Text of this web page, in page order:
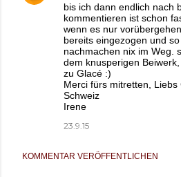
bis ich dann endlich nach
kommentieren ist schon
wenn es nur
bereits eingezogen und
nachmachen nix im Weg.
dem knusperigen
zu Glacé :)
Merci fürs mitretten,
Schweiz
Irene
23.9.15
KOMMENTAR VERÖFFENTLICHEN